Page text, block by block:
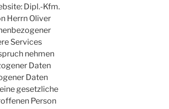
Dipl.-Kfm.
Herrn Oliver
Services
nehmen
Daten
Daten
gesetzliche
Person